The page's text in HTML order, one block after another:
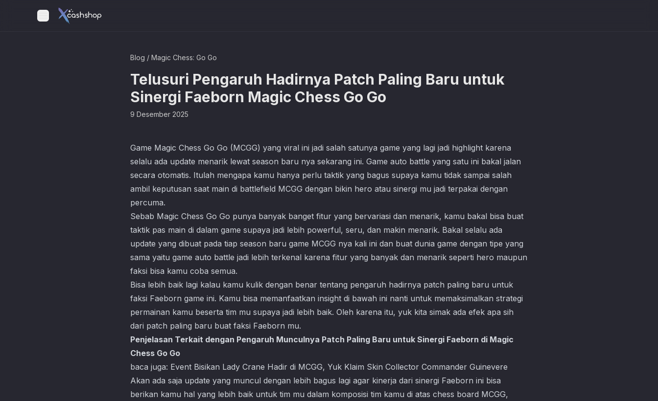
Blog / Magic Chess: Go Go
Telusuri Pengaruh Hadirnya Patch Paling Baru untuk
Sinergi Faeborn Magic Chess Go Go
9 Desember 2025
Game Magic Chess Go Go (MCGG) yang viral ini jadi salah satunya game yang lagi jadi highlight karena
selalu ada update menarik lewat season baru nya sekarang ini. Game auto battle yang satu ini bakal jalan
secara otomatis. Itulah mengapa kamu hanya perlu taktik yang bagus supaya kamu tidak sampai salah
ambil keputusan saat main di battlefield MCGG dengan bikin hero atau sinergi mu jadi terpakai dengan
percuma.
Sebab Magic Chess Go Go punya banyak banget fitur yang bervariasi dan menarik, kamu bakal bisa buat
taktik pas main di dalam game supaya jadi lebih powerful, seru, dan makin menarik. Bakal selalu ada
update yang dibuat pada tiap season baru game MCGG nya kali ini dan buat dunia game dengan tipe yang
sama yaitu game auto battle jadi lebih terkenal karena fitur yang banyak dan menarik seperti hero maupun
faksi bisa kamu coba semua.
Bisa lebih baik lagi kalau kamu kulik dengan benar tentang pengaruh hadirnya patch paling baru untuk
faksi Faeborn game ini. Kamu bisa memanfaatkan insight di bawah ini nanti untuk memaksimalkan strategi
permainan kamu beserta tim mu supaya jadi lebih baik. Oleh karena itu, yuk kita simak ada efek apa sih
dari patch paling baru buat faksi Faeborn mu.
Penjelasan Terkait dengan Pengaruh Munculnya Patch Paling Baru untuk Sinergi Faeborn di Magic
Chess Go Go
baca juga: Event Bisikan Lady Crane Hadir di MCGG, Yuk Klaim Skin Collector Commander Guinevere
Akan ada saja update yang muncul dengan lebih bagus lagi agar kinerja dari sinergi Faeborn ini bisa
berikan kamu hal yang lebih baik untuk tim mu dalam komposisi tim kamu di atas chess board MCGG,